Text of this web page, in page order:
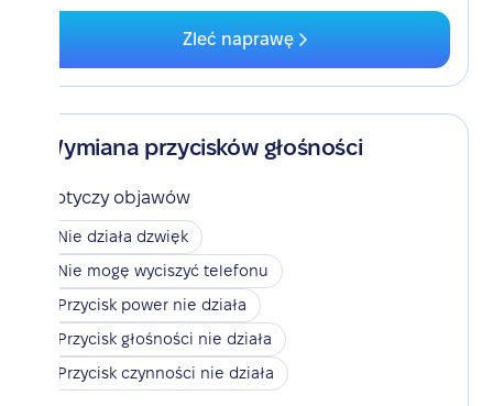
Zleć naprawę
Wymiana przycisków głośności
Dotyczy objawów
Nie działa dzwięk
Nie mogę wyciszyć telefonu
Przycisk power nie działa
Przycisk głośności nie działa
Przycisk czynności nie działa